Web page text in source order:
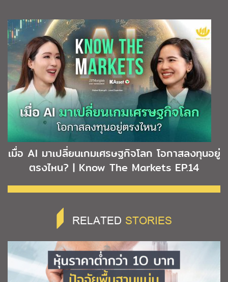
เมื่อ AI มาเปลี่ยนเกมเศรษฐกิจโลก โอกาสลงทุนอยู่
ตรงไหน? | Know The Markets EP.14
RELATED STORIES